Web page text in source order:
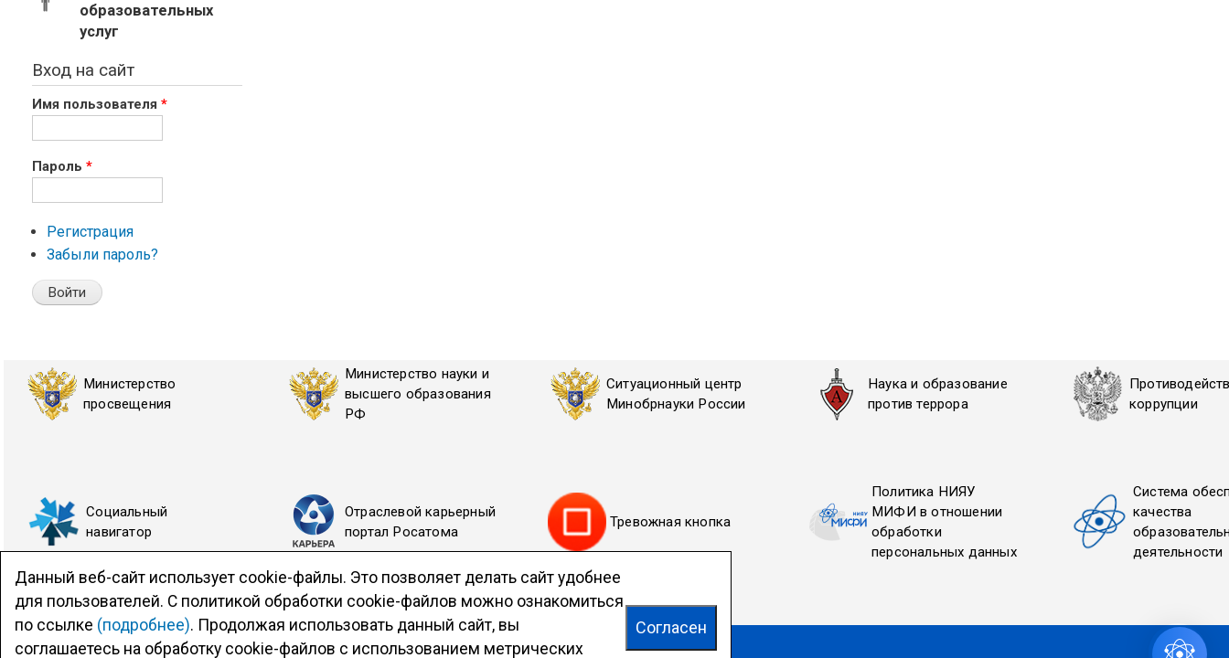
Данный веб-сайт использует cookie-файлы. Это позволяет делать сайт удобнее
для пользователей. С политикой обработки cookie-файлов можно ознакомиться
по ссылке (подробнее). Продолжая использовать данный сайт, вы
соглашаетесь на обработку cookie-файлов с использованием метрических
Согласен
образовательных
услуг
Вход на сайт
Имя пользователя *
Пароль *
Регистрация
Забыли пароль?
Министерство
просвещения
Министерство науки и
высшего образования
РФ
Ситуационный центр
Минобрнауки России
Наука и образование
против террора
коррупции
Социальный
навигатор
Отраслевой карьерный
портал Росатома
Тревожная кнопка
Политика НИЯУ
МИФИ в отношении
обработки
персональных данных
Система
качества
деятельности
Официальный сайт ВИТИ НИЯУ МИФИ © Viti-Mephi.ru 2010—2026